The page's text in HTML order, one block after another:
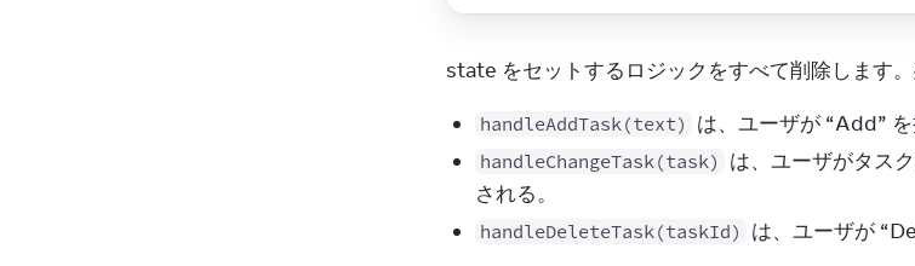
state をセットするロジックをすべて削除します
handleAddTask(text) は、ユーザが “Add”
handleChangeTask(task)
は、ユーザがタス
される。
handleDeleteTask(taskId) は、ユーザが